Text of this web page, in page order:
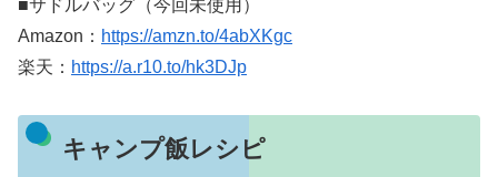
■サドルバッグ（今回未使用）
Amazon： https://amzn.to/4abXKgc
楽天： https://a.r10.to/hk3DJp
キャンプ飯レシピ